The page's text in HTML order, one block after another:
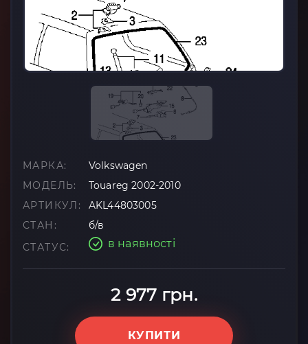
МАРКА:
Volkswagen
МОДЕЛЬ:
Touareg 2002-2010
АРТИКУЛ:
AKL44803005
СТАН:
б/в
СТАТУС:
в наявності
2 977 грн.
КУПИТИ